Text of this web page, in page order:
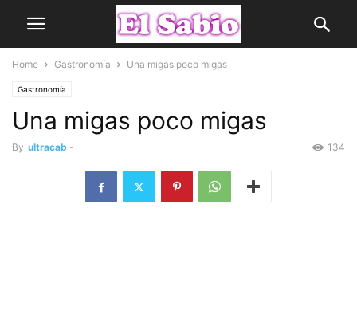
Home Gastronomía Una migas poco migas
Gastronomía
Una migas poco migas
By ultracab - 134